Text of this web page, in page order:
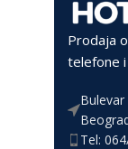
Prodaja
telefone
Tel: